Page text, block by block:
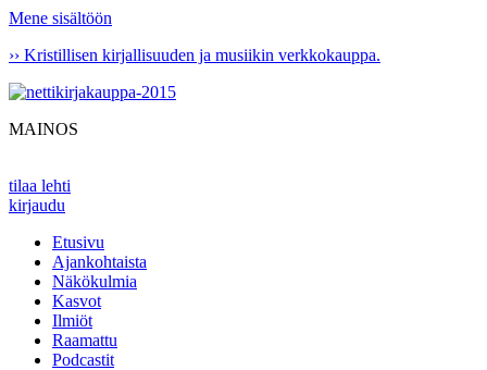
Mene sisältöön
›› Kristillisen kirjallisuuden ja musiikin verkkokauppa.
MAINOS
tilaa lehti
kirjaudu
Etusivu
Ajankohtaista
Näkökulmia
Kasvot
Ilmiöt
Raamattu
Podcastit